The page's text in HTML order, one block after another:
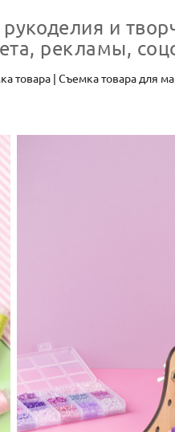
и
рекламы,
товара | Съемка товара для